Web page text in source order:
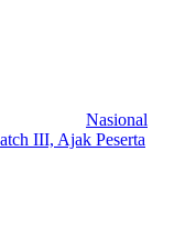
Nasional
III, Ajak Peserta